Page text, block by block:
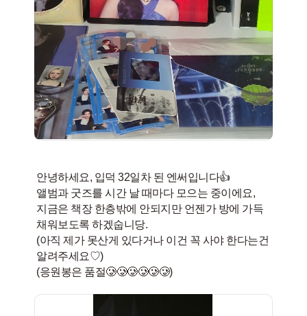
안녕하세요, 입덕 32일차 된 엔써입니다👍
앨범과 굿즈를 시간 날 때마다 모으는 중이에요,
지금은 책장 한층밖에 안되지만 언젠가 방에 가득
채워보도록 하겠숩니당.
(아직 제가 못산게 있다거나 이건 꼭 사야 한다는건
알려주세요♡)
(응원봉은 품절🥲🥲🥲🥲🥲🥲)